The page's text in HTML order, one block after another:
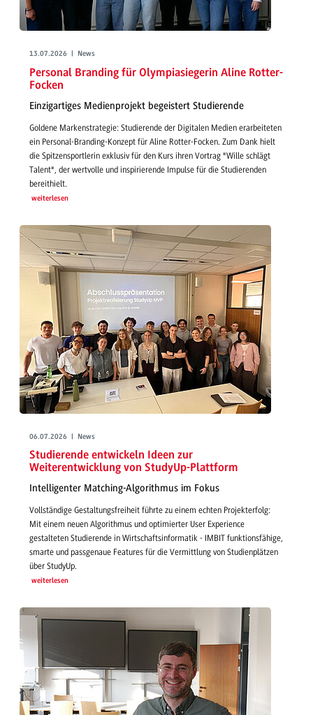
13.07.2026 | News
Personal Branding für Olympiasiegerin Aline Rotter-
Focken
Einzigartiges Medienprojekt begeistert Studierende
Goldene Markenstrategie: Studierende der Digitalen Medien erarbeiteten
ein Personal-Branding-Konzept für Aline Rotter-Focken. Zum Dank hielt
die Spitzensportlerin exklusiv für den Kurs ihren Vortrag "Wille schlägt
Talent", der wertvolle und inspirierende Impulse für die Studierenden
bereithielt.
weiterlesen
06.07.2026 | News
Studierende entwickeln Ideen zur
Weiterentwicklung von StudyUp-Plattform
Intelligenter Matching-Algorithmus im Fokus
Vollständige Gestaltungsfreiheit führte zu einem echten Projekterfolg:
Mit einem neuen Algorithmus und optimierter User Experience
gestalteten Studierende in Wirtschaftsinformatik - IMBIT funktionsfähige,
smarte und passgenaue Features für die Vermittlung von Studienplätzen
über StudyUp.
weiterlesen